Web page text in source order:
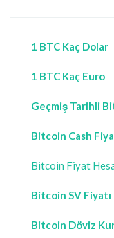
1 BTC Kaç Dolar
1 BTC Kaç Euro
Geçmiş Tarihli
Bitcoin Cash
Bitcoin Fiyat
Bitcoin SV Fiyatı
Bitcoin Döviz